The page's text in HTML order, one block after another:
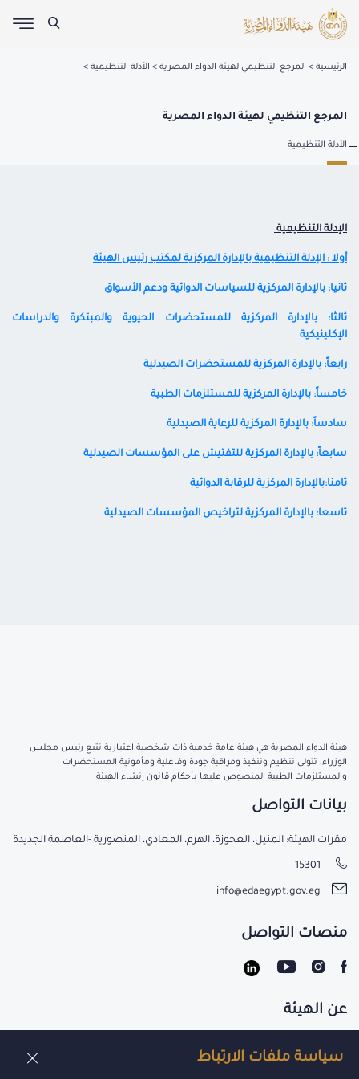
سياسة ملفات الارتباط
الرئيسية المرجع التنظيمي لهيئة الدواء المصرية الأدلة التنظيمية
المرجع التنظيمي لهيئة الدواء المصرية
الأدلة التنظيمية
الإدلة التنظيمية
أولا : الإدلة التنظيمية بالإدارة المركزية لمكتب رئيس الهيئة
ثانيا: بالإدارة المركزية للسياسات الدوائية ودعم الأسواق
ثالثا: بالإدارة المركزية للمستحضرات الحيوية والمبتكرة والدراسات
الإكلينيكية
رابعاً: بالإدارة المركزية للمستحضرات الصيدلية
خامساً: بالإدارة المركزية للمستلزمات الطبية
سادساً: بالإدارة المركزية للرعاية الصيدلية
سابعاً: بالإدارة المركزية للتفتيش على المؤسسات الصيدلية
ثامنا:بالإدارة المركزية للرقابة الدوائية
تاسعا: بالإدارة المركزية لتراخيص المؤسسات الصيدلية
هيئة الدواء المصرية هي هيئة عامة خدمية ذات شخصية اعتبارية تتبع رئيس مجلس
الوزراء، تتولى تنظيم وتنفيذ ومراقبة جودة وفاعلية ومأمونية المستحضرات
والمستلزمات الطبية المنصوص عليها بأحكام قانون إنشاء الهيئة.
عن الهيئة
بيانات التواصل
مقرات الهيئة: المنيل، العجوزة، الهرم، المعادي، المنصورية -العاصمة الجديدة
15301
info@edaegypt.gov.eg
منصات التواصل